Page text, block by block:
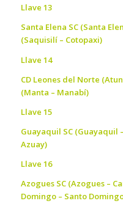
Llave 13
Santa Elena SC (Santa
(Saquisilí – Cotopaxi)
Llave 14
CD Leones del Norte
(Manta – Manabí)
Llave 15
Guayaquil SC (Guayaquil
Azuay)
Llave 16
Azogues SC (Azogues –
Domingo – Santo